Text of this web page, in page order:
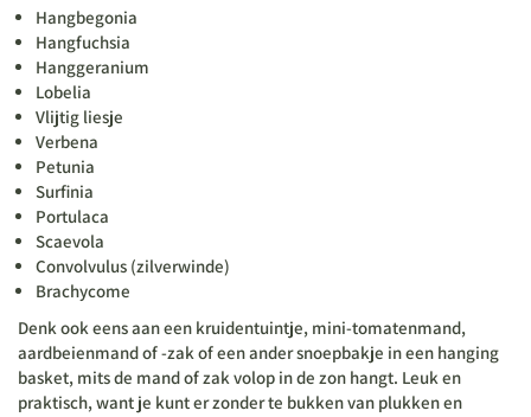
Hangbegonia
Hangfuchsia
Hanggeranium
Lobelia
Vlijtig liesje
Verbena
Petunia
Surfinia
Portulaca
Scaevola
Convolvulus (zilverwinde)
Brachycome
Denk ook eens aan een kruidentuintje, mini-tomatenmand,
aardbeienmand of -zak of een ander snoepbakje in een hanging
basket, mits de mand of zak volop in de zon hangt. Leuk en
praktisch, want je kunt er zonder te bukken van plukken en